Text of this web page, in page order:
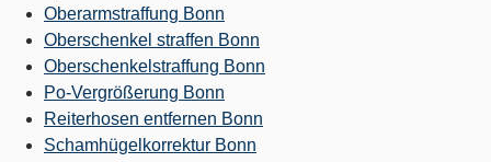
Oberarmstraffung Bonn
Oberschenkel straffen Bonn
Oberschenkelstraffung Bonn
Po-Vergrößerung Bonn
Reiterhosen entfernen Bonn
Schamhügelkorrektur Bonn